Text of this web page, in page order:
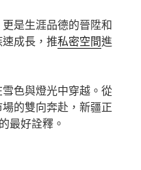
是生涯品德的晉陞和
成長，推私密空間進
色與燈光中穿越。從
的雙向奔赴，新疆正
最好詮釋。